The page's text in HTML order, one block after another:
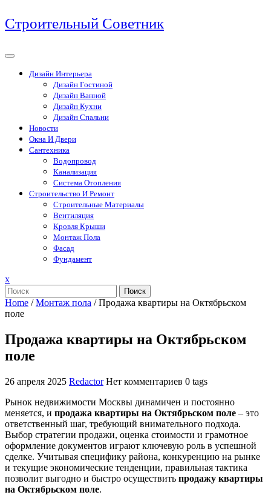
Перейти
к
Строительный Советник
Дизайн Интерьера
Дизайн Гостиной
Дизайн Ванной
Дизайн Кухни
Дизайн Спальни
Новости
Окна И Двери
Сантехника
Водопровод
Канализация
Система Отопления
Строительство И Ремонт
Строительные Материалы
Вентиляция
Кровля Крыши
Монтаж Пола
Фасад
Фундамент
xЗакрыть
меню
Поиск
Home /Монтаж пола /Продажа квартиры на Октябрьском
поле
Продажа квартиры на Октябрьском
поле
26 апреля 2025 Redactor Нет комментариев 0 tags
Рынок недвижимости Москвы динамичен и постоянно
меняется, и продажа квартиры на Октябрьском поле – это
ответственный шаг, требующий внимательного подхода.
Выбор стратегии продажи, оценка стоимости и грамотное
оформление документов играют ключевую роль в успешной
сделке. Учитывая специфику района, конкуренцию на рынке
и текущие экономические тенденции, правильная тактика
позволит выгодно и быстро осуществить продажу квартиры
на Октябрьском поле.